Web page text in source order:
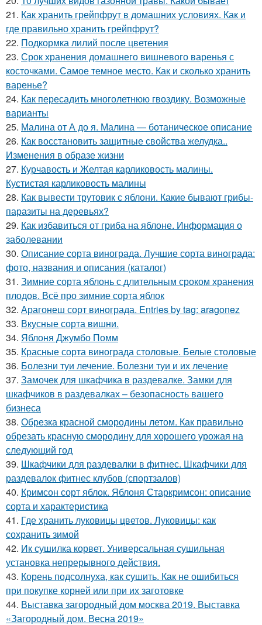
21. Как хранить грейпфрут в домашних условиях. Как и
где правильно хранить грейпфрут?
22. Подкормка лилий после цветения
23. Срок хранения домашнего вишневого варенья с
косточками. Самое темное место. Как и сколько хранить
варенье?
24. Как пересадить многолетнюю гвоздику. Возможные
варианты
25. Малина от А до я. Малина — ботаническое описание
26. Как восстановить защитные свойства желудка..
Изменения в образе жизни
27. Курчавость и Желтая карликовость малины.
Кустистая карликовость малины
28. Как вывести трутовик с яблони. Какие бывают грибы-
паразиты на деревьях?
29. Как избавиться от гриба на яблоне. Информация о
заболевании
30. Описание сорта винограда. Лучшие сорта винограда:
фото, названия и описания (каталог)
31. Зимние сорта яблонь с длительным сроком хранения
плодов. Всё про зимние сорта яблок
32. Арагонеш сорт винограда. Entries by tag: aragonez
33. Вкусные сорта вишни.
34. Яблоня Джумбо Помм
35. Красные сорта винограда столовые. Белые столовые
36. Болезни туи лечение. Болезни туи и их лечение
37. Замочек для шкафчика в раздевалке. Замки для
шкафчиков в раздевалках – безопасность вашего
бизнеса
38. Обрезка красной смородины летом. Как правильно
обрезать красную смородину для хорошего урожая на
следующий год
39. Шкафчики для раздевалки в фитнес. Шкафчики для
раздевалок фитнес клубов (спортзалов)
40. Кримсон сорт яблок. Яблоня Старкримсон: описание
сорта и характеристика
41. Где хранить луковицы цветов. Луковицы: как
сохранить зимой
42. Ик сушилка корвет. Универсальная сушильная
установка непрерывного действия.
43. Корень подсолнуха, как сушить. Как не ошибиться
при покупке корней или при их заготовке
44. Выставка загородный дом москва 2019. Выставка
«Загородный дом. Весна 2019»